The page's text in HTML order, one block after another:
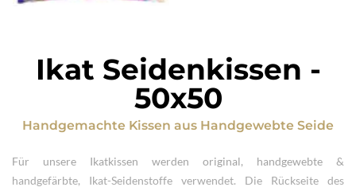
Ikat Seidenkissen -
50x50
Handgemachte Kissen aus Handgewebte Seide
Für unsere Ikatkissen werden original, handgewebte &
handgefärbte, Ikat-Seidenstoffe verwendet. Die Rückseite des